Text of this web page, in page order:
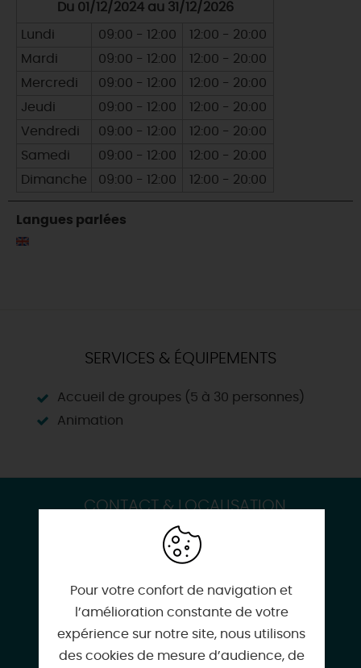
Du 01/12/2024 au 31/12/2026
Lundi 09:00 - 12:00
12:00 - 20:00
Mardi
09:00 - 12:00
12:00 - 20:00
Mercredi
09:00 - 12:00
12:00 - 20:00
Jeudi
09:00 - 12:00
12:00 - 20:00
Vendredi
09:00 - 12:00
12:00 - 20:00
Samedi
09:00 - 12:00
12:00 - 20:00
Dimanche
09:00 - 12:00 12:00 - 20:00
Langues parlées
SERVICES & ÉQUIPEMENTS
Accueil de groupes (5 à 30 personnes)
Animation
CONTACT & LOCALISATION
Outdoor by French Dream
4 impasse des Genets
Pour votre confort de navigation et
l’amélioration constante de votre
expérience sur notre site, nous utilisons
des cookies de mesure d’audience, de